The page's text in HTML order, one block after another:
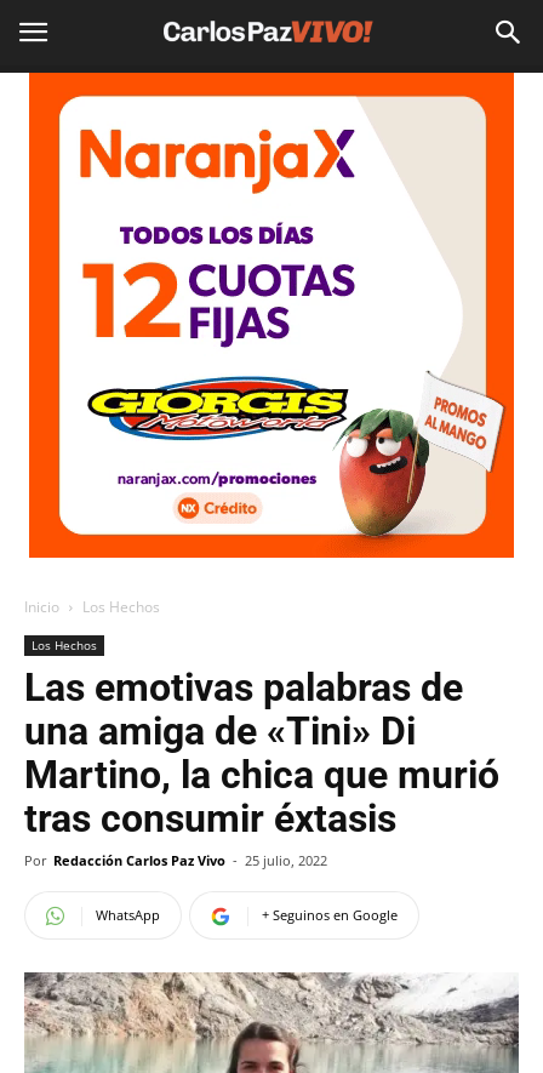
Inicio Los Hechos
Los Hechos
Las emotivas palabras de
una amiga de «Tini» Di
Martino, la chica que murió
tras consumir éxtasis
Por Redacción Carlos Paz Vivo - 25 julio, 2022
WhatsApp + Seguinos en Google